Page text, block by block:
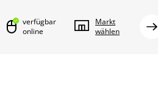
verfügbar
online
Markt
wählen